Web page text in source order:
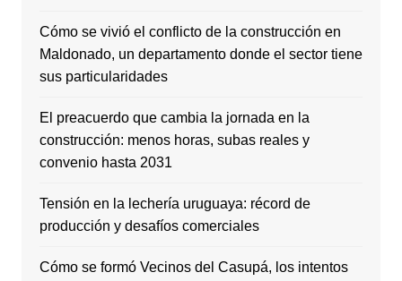
Cómo se vivió el conflicto de la construcción en
Maldonado, un departamento donde el sector tiene
sus particularidades
El preacuerdo que cambia la jornada en la
construcción: menos horas, subas reales y
convenio hasta 2031
Tensión en la lechería uruguaya: récord de
producción y desafíos comerciales
Cómo se formó Vecinos del Casupá, los intentos